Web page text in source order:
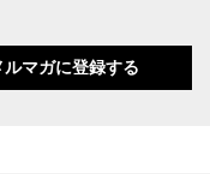
ルマガに登録する